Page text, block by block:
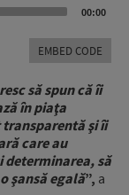
00:00
EMBED CODE
să spun că îi
în piaţa
şi îi
care au
determinarea, să
şansă egală”, a